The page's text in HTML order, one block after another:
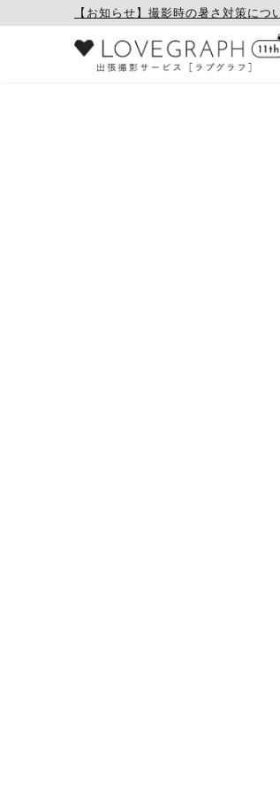
【お知らせ】撮影時の暑さ対策につ